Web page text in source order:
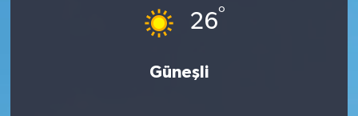
26°
Güneşli